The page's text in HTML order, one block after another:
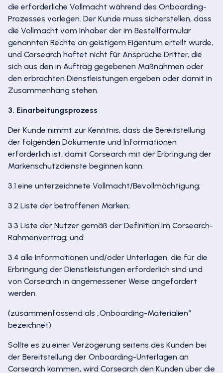
die erforderliche Vollmacht während des Onboarding-
Prozesses vorlegen. Der Kunde muss sicherstellen, dass
die Vollmacht vom Inhaber der im Bestellformular
genannten Rechte an geistigem Eigentum erteilt wurde,
und Corsearch haftet nicht für Ansprüche Dritter, die
sich aus den in Auftrag gegebenen Maßnahmen oder
den erbrachten Dienstleistungen ergeben oder damit in
Zusammenhang stehen.
3. Einarbeitungsprozess
Der Kunde nimmt zur Kenntnis, dass die Bereitstellung
der folgenden Dokumente und Informationen
erforderlich ist, damit Corsearch mit der Erbringung der
Markenschutzdienste beginnen kann:
3.1 eine unterzeichnete Vollmacht/Bevollmächtigung;
3.2 Liste der betroffenen Marken;
3.3 Liste der Nutzer gemäß der Definition im Corsearch-
Rahmenvertrag; und
3.4 alle Informationen und/oder Unterlagen, die für die
Erbringung der Dienstleistungen erforderlich sind und
von Corsearch in angemessener Weise angefordert
werden.
(zusammenfassend als „Onboarding-Materialien“
bezeichnet)
Sollte es zu einer Verzögerung seitens des Kunden bei
der Bereitstellung der Onboarding-Unterlagen an
Corsearch kommen, wird Corsearch den Kunden über die